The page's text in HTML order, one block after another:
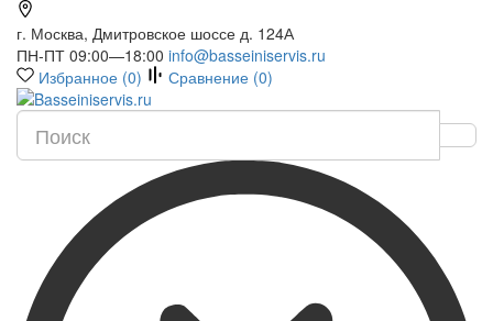
г. Москва, Дмитровское шоссе д. 124А
ПН-ПТ 09:00—18:00 info@basseiniservis.ru
Избранное (0) Сравнение (0)